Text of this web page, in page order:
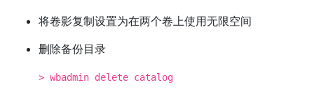
将卷影复制设置为在两个卷上使用无限空间
删除备份目录
> wbadmin delete catalog